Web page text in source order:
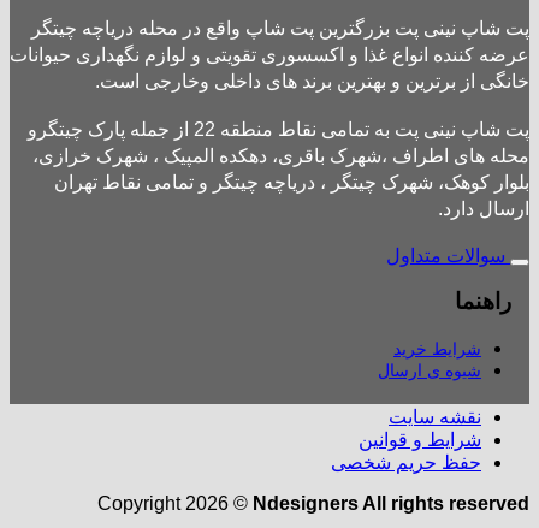
پت شاپ نینی پت بزرگترین پت شاپ واقع در محله دریاچه چیتگر
عرضه کننده انواع غذا و اکسسوری تقویتی و لوازم نگهداری حیوانات
خانگی از برترین و بهترین برند های داخلی وخارجی است.
پت شاپ نینی پت به تمامی نقاط منطقه 22 از جمله پارک چیتگرو
محله های اطراف ،شهرک باقری، دهکده المپیک ، شهرک خرازی،
بلوار کوهک، شهرک چیتگر ، دریاچه چیتگر و تمامی نقاط تهران
ارسال دارد.
سوالات متداول
راهنما
شرایط خرید
شیوه ی ارسال
نقشه سایت
شرایط و قوانین
حفظ حریم شخصی
Copyright 2026 © Ndesigners All rights reserved